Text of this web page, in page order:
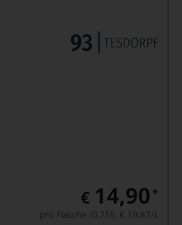
€ 14,90 *
pro Flasche (0.75l), € 19,87/L